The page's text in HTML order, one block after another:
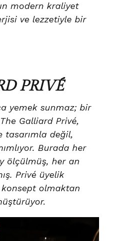
modern kraliyet
ve lezzetiyle bir
PRIVÉ
yemek sunmaz; bir
Galliard Privé,
tasarımla değil,
Burada her
ölçülmüş, her an
Privé üyelik
konsept olmaktan